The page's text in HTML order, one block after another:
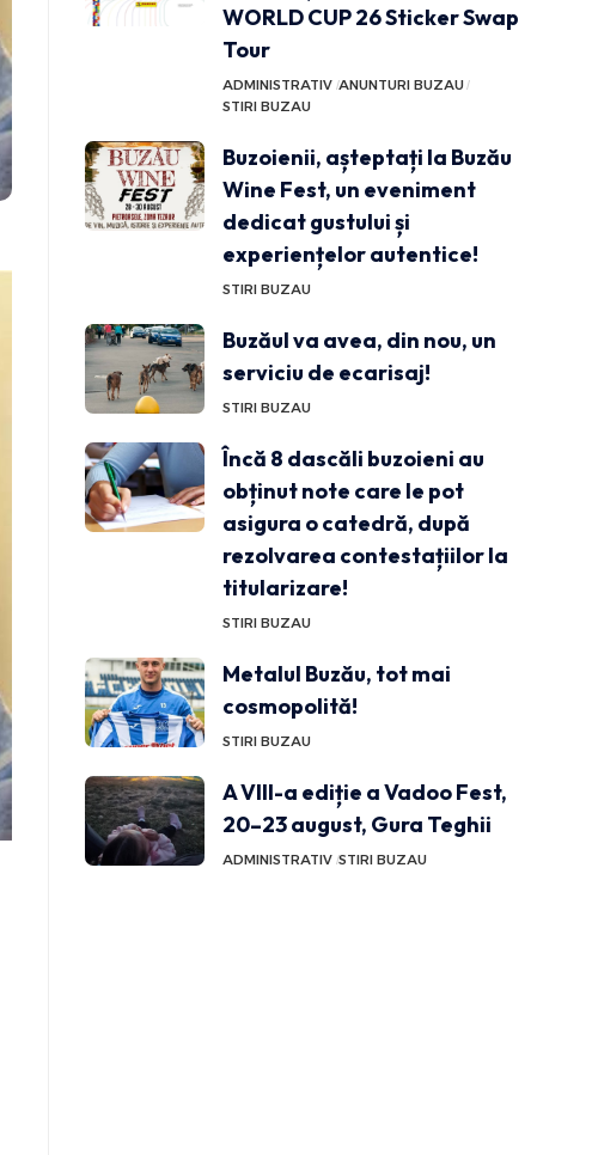
WORLD CUP 26 Sticker Swap
Tour
ADMINISTRATIV ANUNTURI BUZAU
STIRI BUZAU
Buzoienii, așteptați la Buzău
Wine Fest, un eveniment
dedicat gustului și
experiențelor autentice!
STIRI BUZAU
Buzăul va avea, din nou, un
serviciu de ecarisaj!
STIRI BUZAU
Încă 8 dascăli buzoieni au
obținut note care le pot
asigura o catedră, după
rezolvarea contestațiilor la
titularizare!
STIRI BUZAU
Metalul Buzău, tot mai
cosmopolită!
STIRI BUZAU
A VIII-a ediție a Vadoo Fest,
20–23 august, Gura Teghii
ADMINISTRATIV STIRI BUZAU